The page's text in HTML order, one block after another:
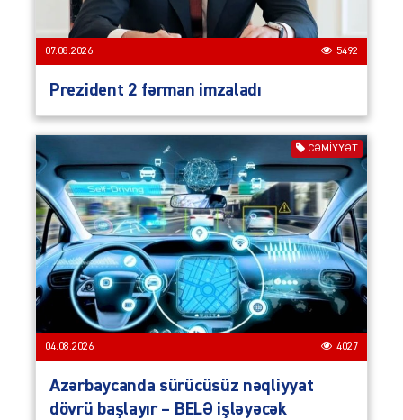
07.08.2026 5492
Prezident 2 fərman imzaladı
CƏMIYYƏT
04.08.2026 4027
Azərbaycanda sürücüsüz nəqliyyat
dövrü başlayır – BELƏ işləyəcək